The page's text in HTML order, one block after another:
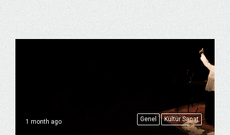
Genel Kültür Sanat
1 month ago